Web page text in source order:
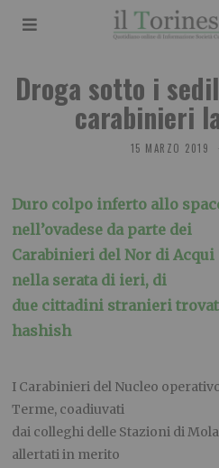
Droga sotto i
carabinieri
15 MARZO 2019
Duro colpo inferto allo
nell’ovadese da parte dei
Carabinieri del Nor di
nella serata di ieri, di
due cittadini stranieri
hashish
I Carabinieri del Nucleo
Terme, coadiuvati
dai colleghi delle Stazioni di
allertati in merito